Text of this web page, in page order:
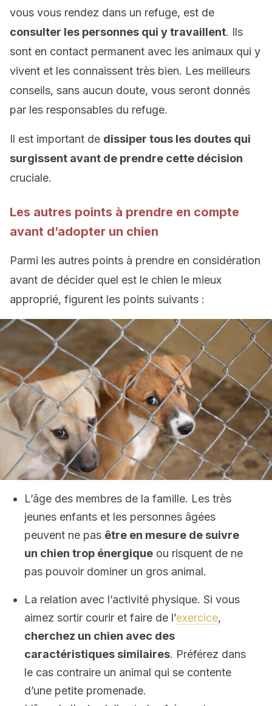
vous vous rendez dans un refuge, est de
consulter les personnes qui y travaillent. Ils
sont en contact permanent avec les animaux qui y
vivent et les connaissent très bien. Les meilleurs
conseils, sans aucun doute, vous seront donnés
par les responsables du refuge.
Il est important de dissiper tous les doutes qui
surgissent avant de prendre cette décision
cruciale.
Les autres points à prendre en compte
avant d’adopter un chien
Parmi les autres points à prendre en considération
avant de décider quel est le chien le mieux
approprié, figurent les points suivants :
L’âge des membres de la famille. Les très
jeunes enfants et les personnes âgées
peuvent ne pas être en mesure de suivre
un chien trop énergique ou risquent de ne
pas pouvoir dominer un gros animal.
La relation avec l’activité physique. Si vous
aimez sortir courir et faire de l’exercice,
cherchez un chien avec des
caractéristiques similaires. Préférez dans
le cas contraire un animal qui se contente
d’une petite promenade.